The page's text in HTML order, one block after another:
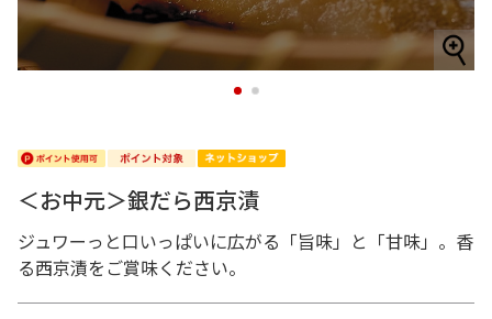
1 2
＜お中元＞銀だら西京漬
ジュワーっと口いっぱいに広がる「旨味」と「甘味」。香
る西京漬をご賞味ください。